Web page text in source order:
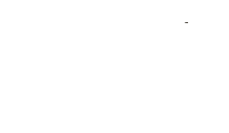
-